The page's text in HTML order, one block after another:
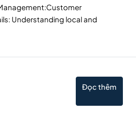
Understanding local and
Đọc thêm